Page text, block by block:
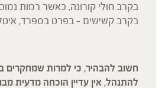
בקרב חולי קורונה, כאשר רמות
בקרב קשישים – בפרט בספרד,
חשוב להבהיר, כי למרות שמחקרים
להתנהל, אין עדיין הוכחה מדעית